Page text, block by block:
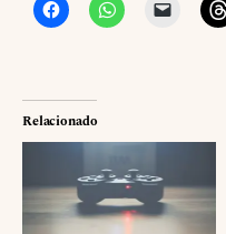
Relacionado